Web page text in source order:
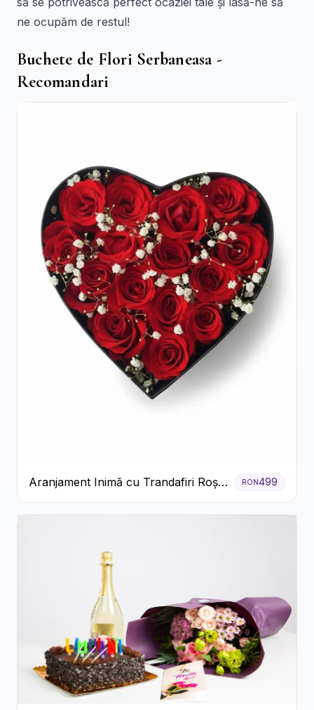
ne ocupăm de restul!
Buchete de Flori Serbaneasa -
Recomandari
Aranjament Inimă cu Trandafiri Roșii
și Floarea Miresei
RON499